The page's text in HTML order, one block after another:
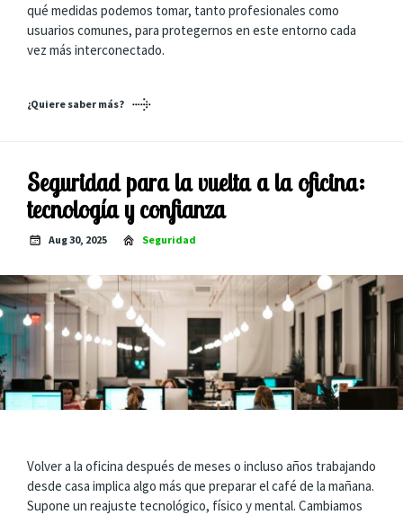
qué medidas podemos tomar, tanto profesionales como
usuarios comunes, para protegernos en este entorno cada
vez más interconectado.
¿Quiere saber más?
Seguridad para la vuelta a la oficina:
tecnología y confianza
Aug 30, 2025 Seguridad
Volver a la oficina después de meses o incluso años trabajando
desde casa implica algo más que preparar el café de la mañana.
Supone un reajuste tecnológico, físico y mental. Cambiamos